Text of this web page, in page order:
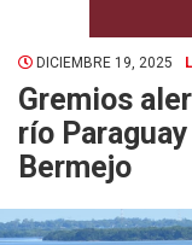
DICIEMBRE 19, 2025
Gremios
río
Bermejo